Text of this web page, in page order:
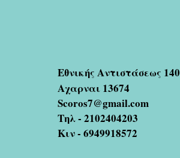
Εθνικής Αντιστάσεως 140
Αχαρναι 13674
Scoros7@gmail.com
Τηλ - 2102404203
Κιν - 6949918572